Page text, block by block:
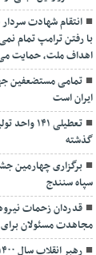
انتقام شهادت
با رفتن ترامپ تمام
اهداف ملت، حمایت
تمامی مستضعفین
ایران است
تعطیلی
گذشته
برگزاری چهارمین
سپاه سنندج
قدردان زحمات
مجاهدت مسئولان